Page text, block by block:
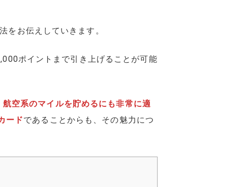
をお伝えしていきます。
ポイントまで引き上げることが可能
航空系のマイルを貯めるにも非常に適
ードであることからも、その魅力につ